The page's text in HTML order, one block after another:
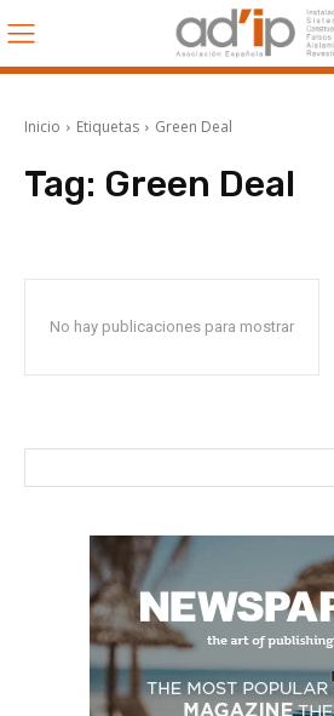
Inicio Etiquetas Green Deal
Tag: Green Deal
No hay publicaciones para mostrar